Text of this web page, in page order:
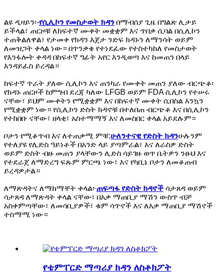
ልዩ ዲዛይን፡-የሲሊኮን የመስታወት ክዳን በማብሰያ ጊዜ በግልጽ ሊታይ
ይችላል፣ ጠርዞቹ ለከፍተኛ ሙቀት መቋቋም እና ጥበቃ ሲባል በሲሊኮን
ተጠቅልለዋል፣ የታመቀ የክዳን እጀታ ንድፍ ክዳኑን ለማንሳት ወይም
ለመዝጋት ቀላል ነው። በጥንቃቄ የተነደፈው የተስተካከለ የመስታወት
የእንፋሎት ቀዳዳ በከፍተኛ ግፊት አየር እንዲወጣ እና ከመጠን በላይ
እንዳይፈስ ይረዳል።
ከፍተኛ ጥራት ያለው ሲሊኮን እና ጠንካራ የሙቀት መጠን ያለው ብርጭቆ፡
የክዳኑ ጠርዞች ከምግብ ደረጃ ካለው LFGB ወይም FDA ሲሊኮን የተሠሩ
ናቸው፣ ይህም ሙቀትን የሚቋቋም እና በከፍተኛ ሙቀት ሲበስል እንኳን
የሚቋቋም ነው። የሲሊኮን ድስት ክዳኖቹ በተለበጠ ብርጭቆ እና በሲሊኮን
የተከበቡ ናቸው፣ ዘላቂ፣ አስተማማኝ እና ለመስበር ቀላል አይደሉም።
ቦታን የሚቆጥብ እና ለተጠቃሚ ምቹ:ሁለንተናዊ የድስት ክዳንሁሉንም
የተለያዩ የሊድስ ዓይነቶች በአንድ ላይ ያጣምራል፣ እና ለራስዎ ድስት
ወይም ድስት ብዙ መጠን ያላቸውን ሊድስ ሳይገዙ ወጥ ቤትዎን ንፁህ እና
የተደራጀ ለማድረግ ፍጹም ምርጫ ነው፣ እና የካቢኔ ቦታን ለመቆጠብ
ይረዳዎታል።
ለማጽዳትና ለማከማቸት ቀላል፦ጠፍጣፋ የድስት ክዳኖች ሳታጸዳ ወይም
ሳታጸዳ ለማጽዳት ቀላል ናቸው፣ በእቃ ማጠቢያ ማሽን ውስጥ ብቻ
አስቀምጣቸው፣ ለመሳቢያዎች፣ ቁም ሳጥኖች እና ለእቃ ማጠቢያ ማሽኖች
ተስማሚ ነው።
የቴምፐርድ ማጣሪያ ክዳን ለስቶክፖት